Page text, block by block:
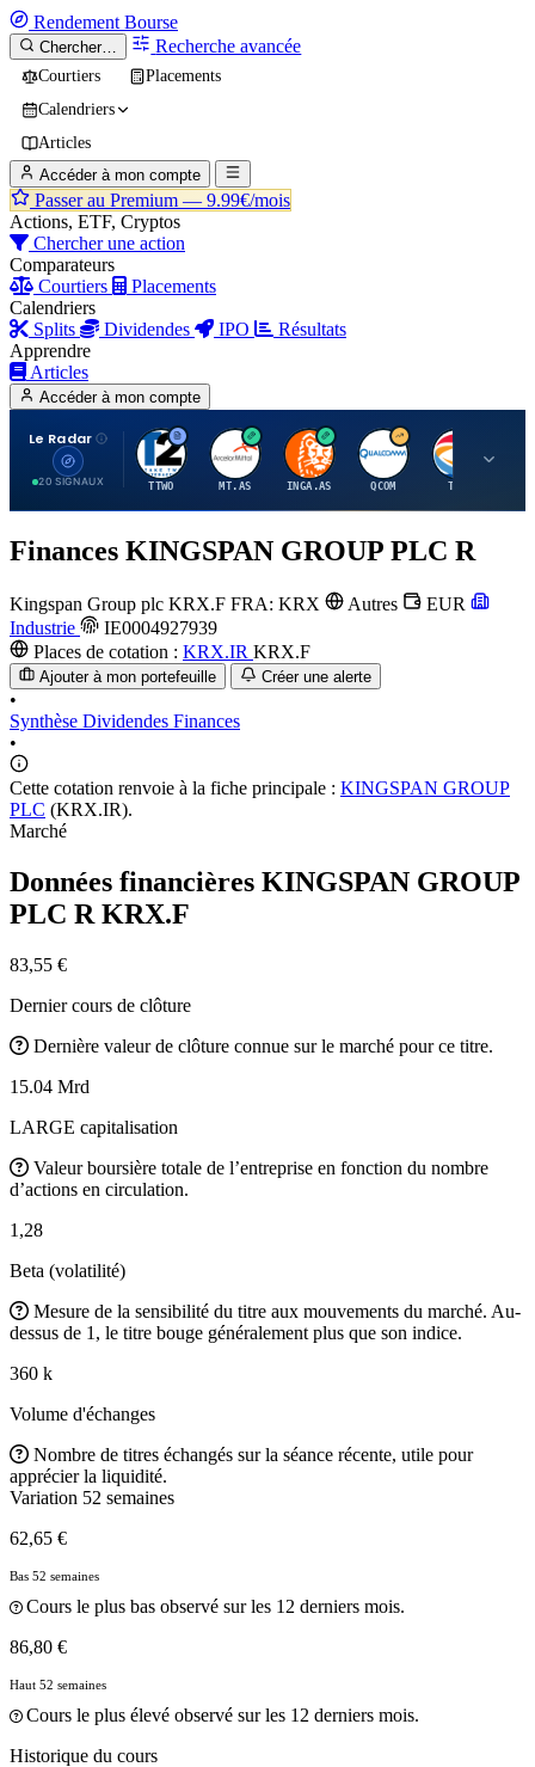
Rendement Bourse
Chercher… Recherche avancée
Courtiers
Placements
Calendriers
Articles
Accéder à mon compte
Passer au Premium — 9.99€/mois
Actions, ETF, Cryptos
Chercher une action
Comparateurs
Courtiers
Placements
Calendriers
Splits
Dividendes IPO
Résultats
Apprendre
Articles
Accéder à mon compte
Le Radar
20 SIGNAUX
T
TTWO
A
MT.AS
I
INGA.AS
Q
QCOM
T
TTE
Finances KINGSPAN GROUP PLC R
Kingspan Group plc KRX.F FRA: KRX Autres
EUR
Industrie
IE0004927939
Places de cotation : KRX.IR KRX.F
Ajouter à mon portefeuille Créer une alerte
•
Synthèse Dividendes Finances
•
Cette cotation renvoie à la fiche principale : KINGSPAN GROUP
PLC (KRX.IR).
Marché
Données financières KINGSPAN GROUP
PLC R KRX.F
83,55 €
Dernier cours de clôture
Dernière valeur de clôture connue sur le marché pour ce titre.
15.04 Mrd
LARGE capitalisation
Valeur boursière totale de l’entreprise en fonction du nombre
d’actions en circulation.
1,28
Beta (volatilité)
Mesure de la sensibilité du titre aux mouvements du marché. Au-
dessus de 1, le titre bouge généralement plus que son indice.
360 k
Volume d'échanges
Nombre de titres échangés sur la séance récente, utile pour
apprécier la liquidité.
Variation 52 semaines
62,65 €
Bas 52 semaines
Cours le plus bas observé sur les 12 derniers mois.
86,80 €
Haut 52 semaines
Cours le plus élevé observé sur les 12 derniers mois.
Historique du cours